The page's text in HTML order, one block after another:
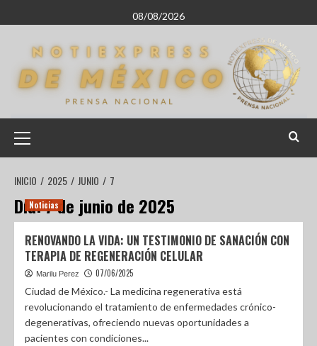
08/08/2026
INICIO 2025 JUNIO 7
Día:7 de junio de 2025
Noticias
RENOVANDO LA VIDA: UN TESTIMONIO DE SANACIÓN CON
TERAPIA DE REGENERACIÓN CELULAR
Marilu Perez 07/06/2025
Ciudad de México.- La medicina regenerativa está
revolucionando el tratamiento de enfermedades crónico-
degenerativas, ofreciendo nuevas oportunidades a
pacientes con condiciones...